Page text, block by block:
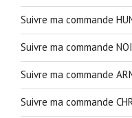
Suivre ma commande
Suivre ma commande
Suivre ma commande
Suivre ma commande